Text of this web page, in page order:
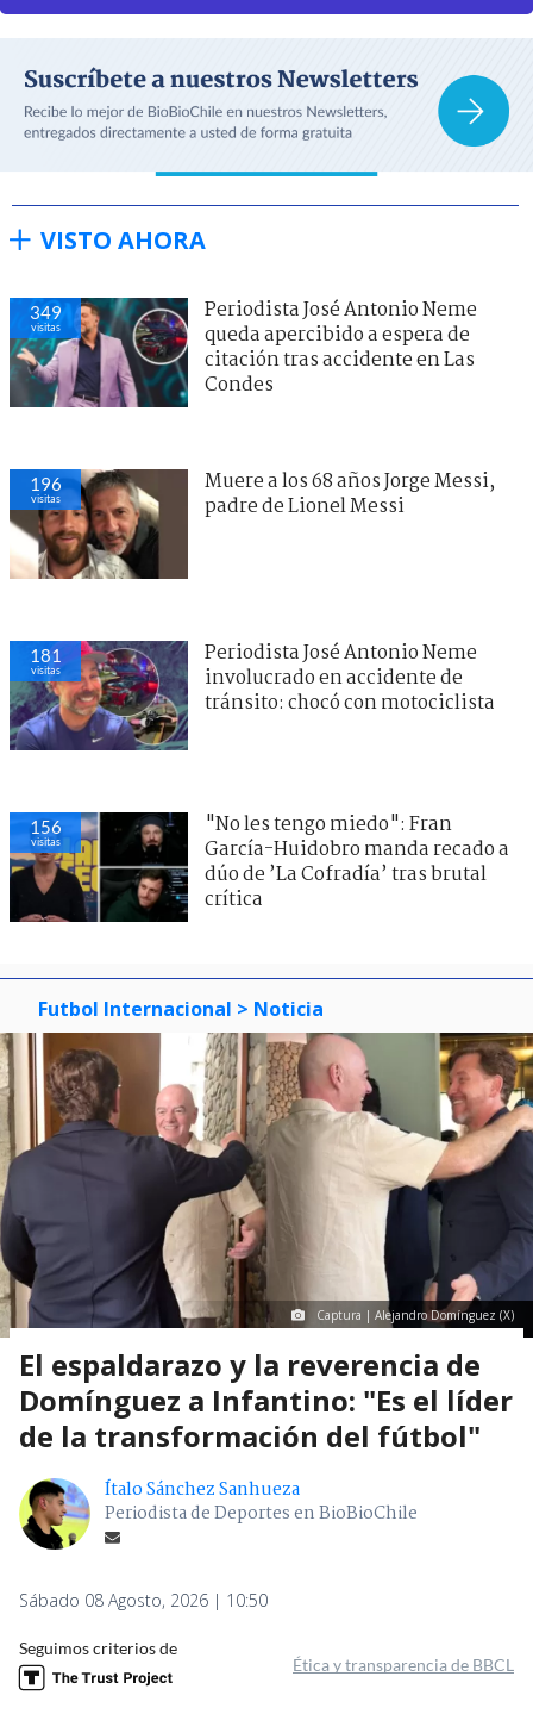
VISTO AHORA
349
visitas
Periodista José Antonio Neme
queda apercibido a espera de
citación tras accidente en Las
Condes
196
visitas
Muere a los 68 años Jorge Messi,
padre de Lionel Messi
181
visitas
Periodista José Antonio Neme
involucrado en accidente de
tránsito: chocó con motociclista
156
visitas
"No les tengo miedo": Fran
García-Huidobro manda recado a
dúo de ’La Cofradía’ tras brutal
crítica
Futbol Internacional > Noticia
Captura | Alejandro Domínguez (X)
El espaldarazo y la reverencia de
Domínguez a Infantino: "Es el líder
de la transformación del fútbol"
Ítalo Sánchez Sanhueza
Periodista de Deportes en BioBioChile
Sábado 08 Agosto, 2026 | 10:50
Seguimos criterios de
Ética y transparencia de BBCL